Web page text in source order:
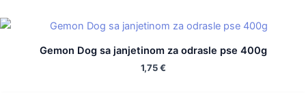
Gemon Dog sa janjetinom za odrasle pse 400g
1,75€